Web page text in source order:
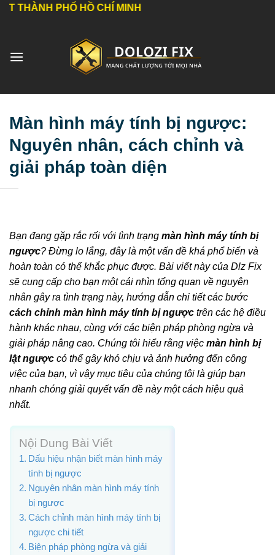
Bỏ
dung
PHỐ HỒ CHÍ MINH
Màn hình máy tính bị ngược:
Nguyên nhân, cách chỉnh và
giải pháp toàn diện
Bạn đang gặp rắc rối với tình trạng màn hình máy tính bị
ngược? Đừng lo lắng, đây là một vấn đề khá phổ biến và
hoàn toàn có thể khắc phục được. Bài viết này của Dlz Fix
sẽ cung cấp cho bạn một cái nhìn tổng quan về nguyên
nhân gây ra tình trạng này, hướng dẫn chi tiết các bước
cách chỉnh màn hình máy tính bị ngược trên các hệ điều
hành khác nhau, cùng với các biện pháp phòng ngừa và
giải pháp nâng cao. Chúng tôi hiểu rằng việc màn hình bị
lật ngược có thể gây khó chịu và ảnh hưởng đến công
việc của bạn, vì vậy mục tiêu của chúng tôi là giúp bạn
nhanh chóng giải quyết vấn đề này một cách hiệu quả
nhất.
Nội Dung Bài Viết
Dấu hiệu nhận biết màn hình máy
tính bị ngược
Nguyên nhân màn hình máy tính
bị ngược
Cách chỉnh màn hình máy tính bị
ngược chi tiết
Biện pháp phòng ngừa và giải